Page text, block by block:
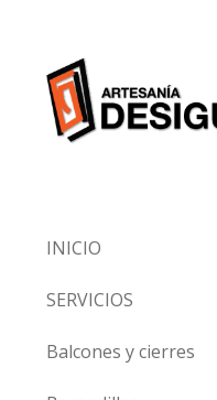
INICIO
SERVICIOS
Balcones y cierres